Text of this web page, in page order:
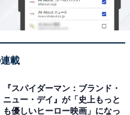
載
『スパイダーマン：ブランド・
ニュー・デイ』が「史上もっと
も優しいヒーロー映画」になっ